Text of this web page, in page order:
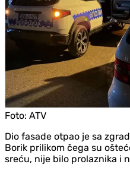
Foto: ATV
Dio fasade otpao je sa
Borik prilikom čega su
sreću, nije bilo prolaznika i